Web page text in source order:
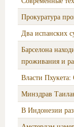
Прокуратура
Два испанских
Барселона
проживания и
Власти Пхукета:
Минздрав
В Индонезии